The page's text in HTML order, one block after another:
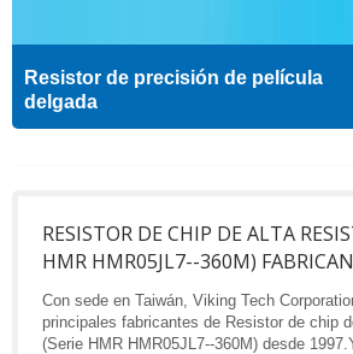
Resistor de precisión de película
delgada
RESISTOR DE CHIP DE ALTA
HMR HMR05JL7--360M)
Con sede en Taiwán, Viking Tech
principales fabricantes de Resistor de chip
(Serie HMR HMR05JL7--360M) desde